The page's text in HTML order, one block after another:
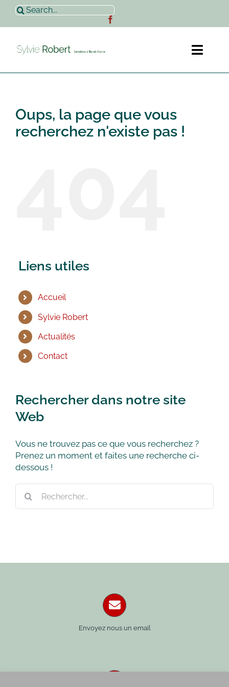
Passer
contenu
Rechercher:
Sylvie Robert
Oups, la page que vous
recherchez n'existe pas !
Liens utiles
Accueil
Sylvie Robert
Actualités
Contact
Rechercher dans notre site
Web
Vous ne trouvez pas ce que vous recherchez ?
Prenez un moment et faites une recherche ci-
dessous !
Envoyez nous un email